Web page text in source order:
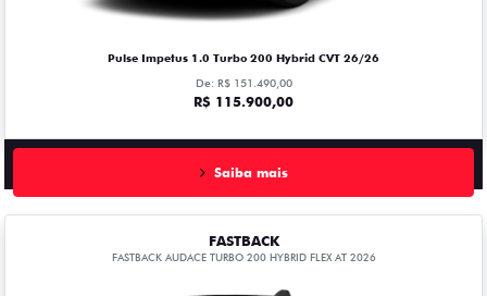
Pulse Impetus 1.0 Turbo 200 Hybrid CVT 26/26
De: R$ 151.490,00
R$ 115.900,00
Saiba mais
FASTBACK
FASTBACK AUDACE TURBO 200 HYBRID FLEX AT 2026